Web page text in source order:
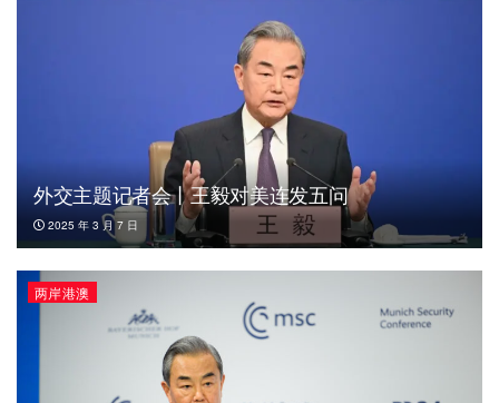
外交主题记者会丨王毅对美连发五问
2025 年 3 月 7 日
两岸港澳